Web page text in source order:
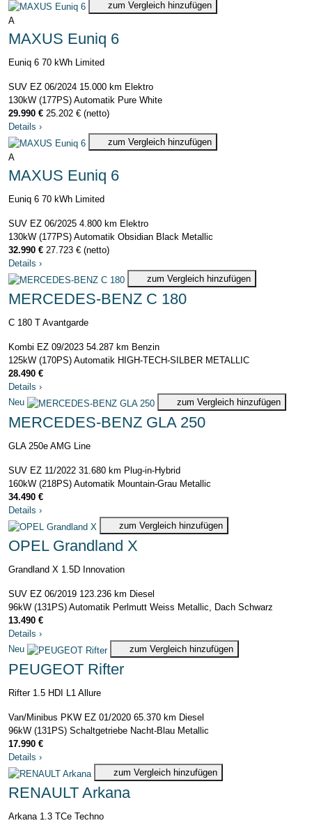
zum Vergleich hinzufügen
A
MAXUS Euniq 6
Euniq 6 70 kWh Limited
SUV EZ 06/2024 15.000 km Elektro
130kW (177PS) Automatik Pure White
29.990 € 25.202 € (netto)
Details ›
zum Vergleich hinzufügen
A
MAXUS Euniq 6
Euniq 6 70 kWh Limited
SUV EZ 06/2025 4.800 km Elektro
130kW (177PS) Automatik Obsidian Black Metallic
32.990 € 27.723 € (netto)
Details ›
zum Vergleich hinzufügen
MERCEDES-BENZ C 180
C 180 T Avantgarde
Kombi EZ 09/2023 54.287 km Benzin
125kW (170PS) Automatik HIGH-TECH-SILBER METALLIC
28.490 €
Details ›
Neu
zum Vergleich hinzufügen
MERCEDES-BENZ GLA 250
GLA 250e AMG Line
SUV EZ 11/2022 31.680 km Plug-in-Hybrid
160kW (218PS) Automatik Mountain-Grau Metallic
34.490 €
Details ›
zum Vergleich hinzufügen
OPEL Grandland X
Grandland X 1.5D Innovation
SUV EZ 06/2019 123.236 km Diesel
96kW (131PS) Automatik Perlmutt Weiss Metallic, Dach Schwarz
13.490 €
Details ›
Neu
zum Vergleich hinzufügen
PEUGEOT Rifter
Rifter 1.5 HDI L1 Allure
Van/Minibus PKW EZ 01/2020 65.370 km Diesel
96kW (131PS) Schaltgetriebe Nacht-Blau Metallic
17.990 €
Details ›
zum Vergleich hinzufügen
RENAULT Arkana
Arkana 1.3 TCe Techno